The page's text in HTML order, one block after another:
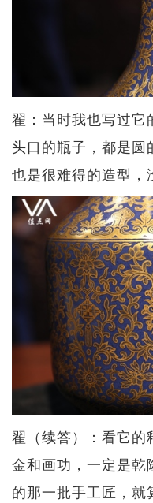
翟：当时我也写过
头口的瓶子，都是
也是很难得的造型，
翟（续答）：看它的
金和画功，一定是
的那一批手工匠，